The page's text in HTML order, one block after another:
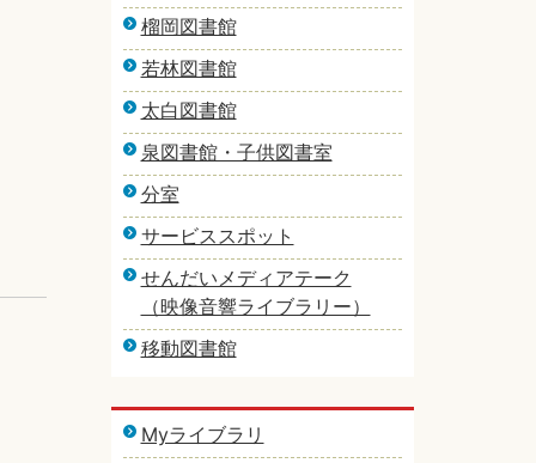
榴岡図書館
若林図書館
太白図書館
泉図書館・子供図書室
分室
サービススポット
せんだいメディアテーク
（映像音響ライブラリー）
移動図書館
Myライブラリ